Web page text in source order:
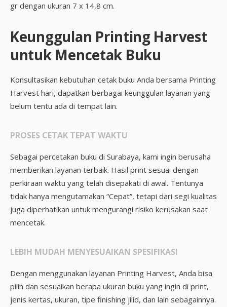
gr dengan ukuran 7 x 14,8 cm.
Keunggulan Printing Harvest
untuk Mencetak Buku
Konsultasikan kebutuhan cetak buku Anda bersama Printing
Harvest hari, dapatkan berbagai keunggulan layanan yang
belum tentu ada di tempat lain.
PROSES CETAK TEPAT WAKTU
Sebagai percetakan buku di Surabaya, kami ingin berusaha
memberikan layanan terbaik. Hasil print sesuai dengan
perkiraan waktu yang telah disepakati di awal. Tentunya
tidak hanya mengutamakan “Cepat”, tetapi dari segi kualitas
juga diperhatikan untuk mengurangi risiko kerusakan saat
mencetak.
LEBIH MUDAH MENYESUAIKAN SPESIFIKASI
Dengan menggunakan layanan Printing Harvest, Anda bisa
pilih dan sesuaikan berapa ukuran buku yang ingin di print,
jenis kertas, ukuran, tipe finishing jilid, dan lain sebagainnya.